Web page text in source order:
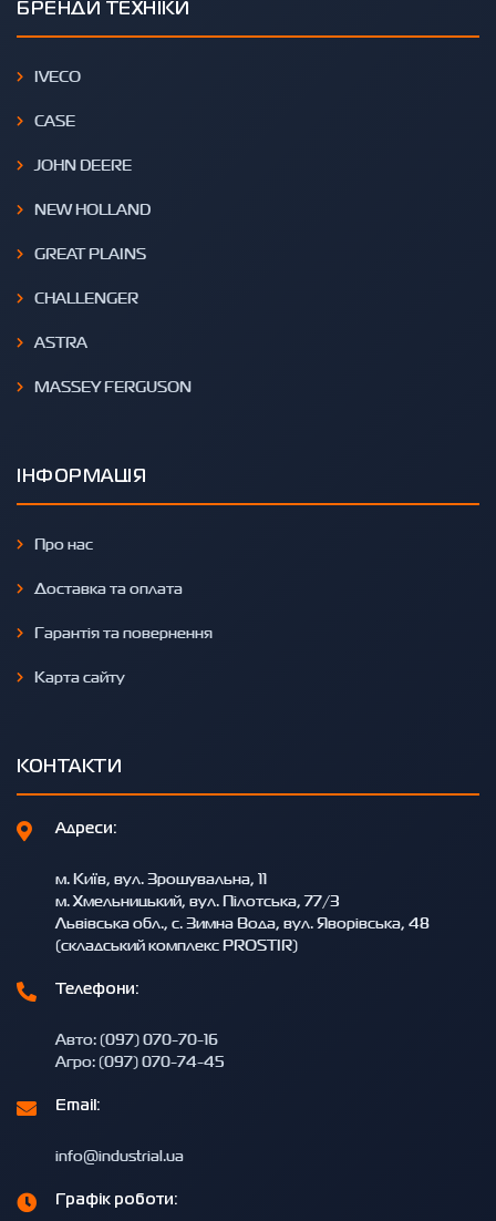
БРЕНДИ ТЕХНІКИ
IVECO
CASE
JOHN DEERE
NEW HOLLAND
GREAT PLAINS
CHALLENGER
ASTRA
MASSEY FERGUSON
ІНФОРМАЦІЯ
Про нас
Доставка та оплата
Гарантія та повернення
Карта сайту
КОНТАКТИ
Адреси:
м. Київ, вул. Зрошувальна, 11
м. Хмельницький, вул. Пілотська, 77/3
Львівська обл., с. Зимна Вода, вул. Яворівська, 48
(складський комплекс PROSTIR)
Телефони:
Авто: (097) 070-70-16
Агро: (097) 070-74-45
Email:
info@industrial.ua
Графік роботи: